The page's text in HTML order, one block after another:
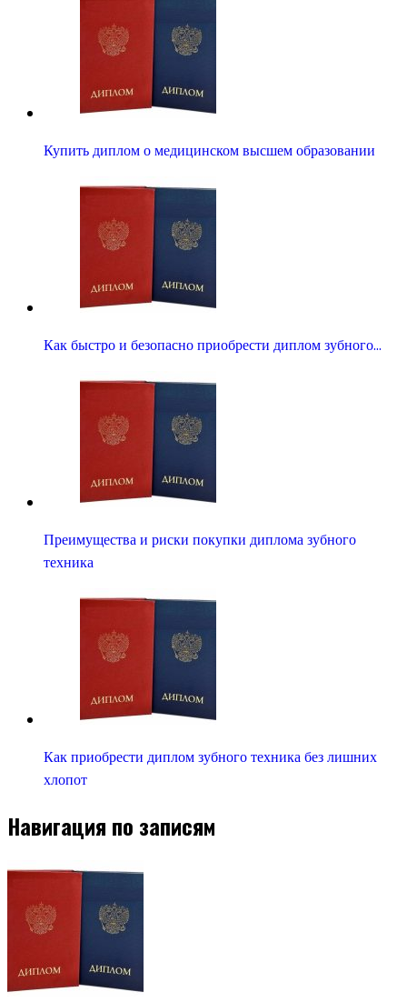
Купить диплом о медицинском высшем образовании
Как быстро и безопасно приобрести диплом зубного…
Преимущества и риски покупки диплома зубного
техника
Как приобрести диплом зубного техника без лишних
хлопот
Навигация по записям